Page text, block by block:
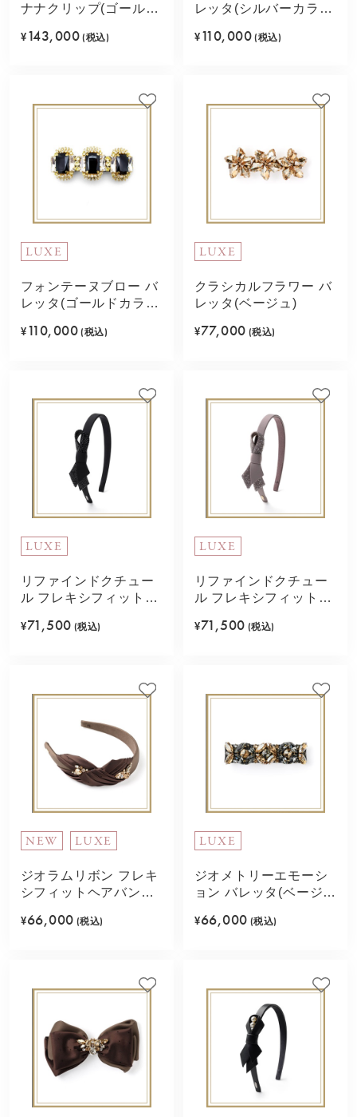
ナナクリップ(ゴールド
¥ 143,000 (税込)
レッタ(シルバーカラ
¥ 110,000 (税込)
LUXE
フォンテーヌブロー バ
レッタ(ゴールドカラ
¥ 110,000 (税込)
LUXE
クラシカルフラワー バ
レッタ(ベージュ)
¥77,000 (税込)
LUXE
リファインドクチュー
ル フレキシフィットヘ
¥71,500 (税込)
LUXE
リファインドクチュー
ル フレキシフィットヘ
ュ)
¥71,500 (税込)
NEW LUXE
ジオラムリボン フレキ
シフィットヘアバンド
¥66,000 (税込)
LUXE
ジオメトリーエモーシ
ョン バレッタ(ベージュ
¥66,000 (税込)